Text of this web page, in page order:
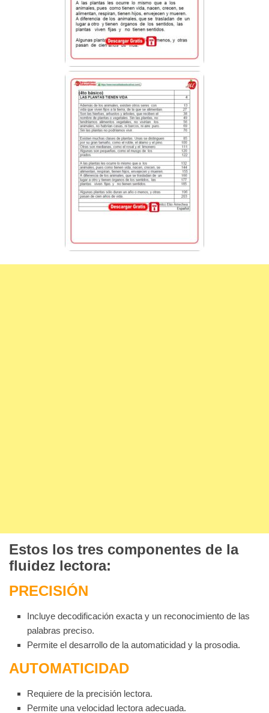
Estos los tres componentes de la
fluidez lectora:
PRECISIÓN
Incluye decodificación exacta y un reconocimiento de las
palabras preciso.
Permite el desarrollo de la automaticidad y la prosodia.
AUTOMATICIDAD
Requiere de la precisión lectora.
Permite una velocidad lectora adecuada.